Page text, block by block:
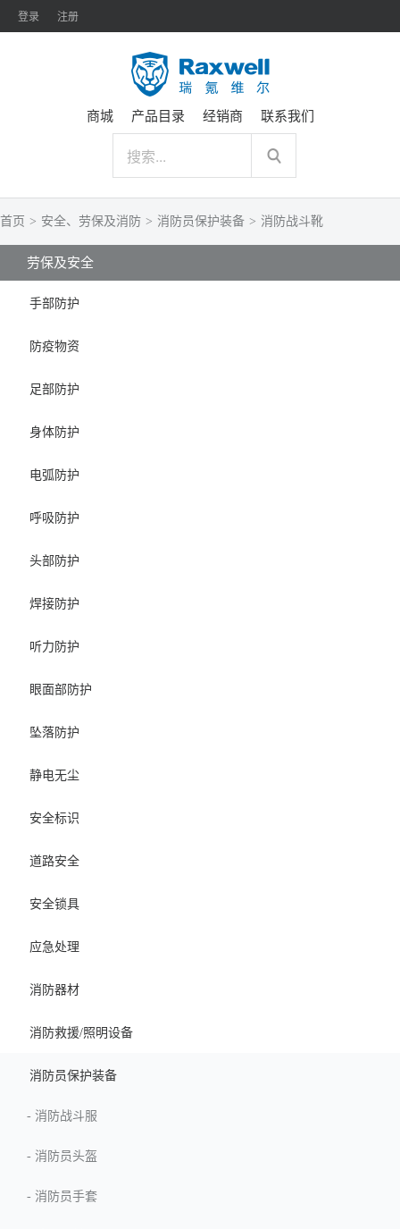
登录 注册
商城 产品目录 经销商 联系我们
首页 > 安全、劳保及消防 > 消防员保护装备 > 消防战斗靴
劳保及安全
手部防护
防疫物资
足部防护
身体防护
电弧防护
呼吸防护
头部防护
焊接防护
听力防护
眼面部防护
坠落防护
静电无尘
安全标识
道路安全
安全锁具
应急处理
消防器材
消防救援/照明设备
消防员保护装备
- 消防战斗服
- 消防员头盔
- 消防员手套